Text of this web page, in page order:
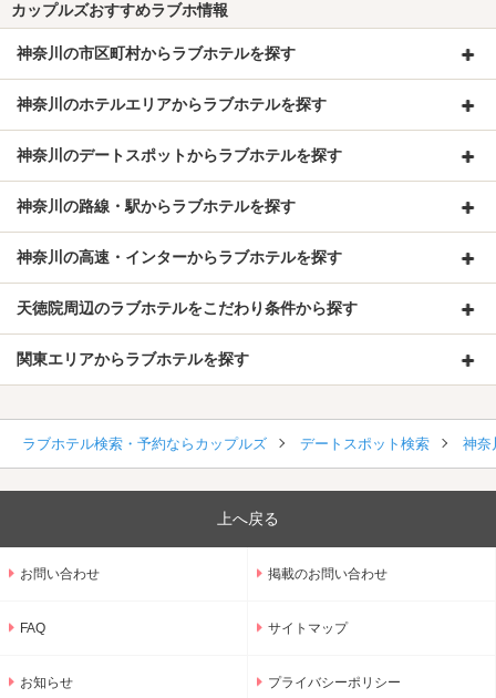
カップルズおすすめラブホ情報
神奈川の市区町村からラブホテルを探す
神奈川のホテルエリアからラブホテルを探す
神奈川のデートスポットからラブホテルを探す
神奈川の路線・駅からラブホテルを探す
神奈川の高速・インターからラブホテルを探す
天徳院周辺のラブホテルをこだわり条件から探す
関東エリアからラブホテルを探す
ラブホテル検索・予約ならカップルズ デートスポット検索 神奈
上へ戻る
お問い合わせ 掲載のお問い合わせ
FAQ サイトマップ
お知らせ プライバシーポリシー